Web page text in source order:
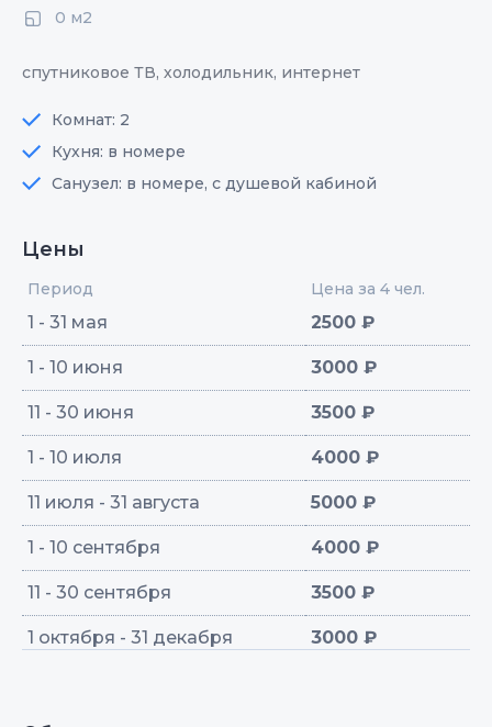
0 м2
спутниковое ТВ, холодильник, интернет
Комнат: 2
Кухня: в номере
Санузел: в номере, с душевой кабиной
Цены
Период Цена за 4 чел.
1 - 31 мая 2500 ₽
1 - 10 июня 3000 ₽
11 - 30 июня 3500 ₽
1 - 10 июля 4000 ₽
11 июля - 31 августа 5000 ₽
1 - 10 сентября 4000 ₽
11 - 30 сентября 3500 ₽
1 октября - 31 декабря 3000 ₽